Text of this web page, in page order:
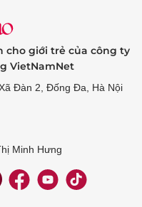
cho giới trẻ của công ty
VietNamNet
Đàn 2, Đống Đa, Hà Nội
Minh Hưng